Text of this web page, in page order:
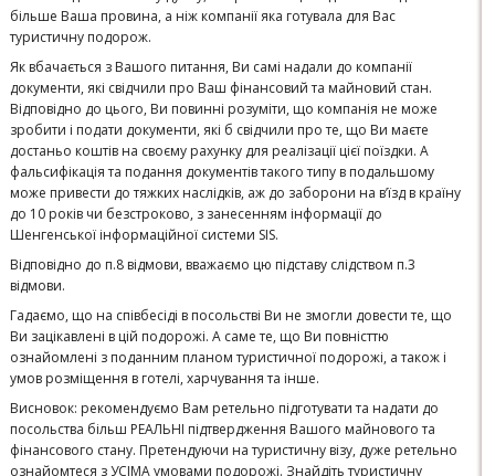
більше Ваша провина, а ніж компанії яка готувала для Вас
туристичну подорож.
Як вбачається з Вашого питання, Ви самі надали до компанії
документи, які свідчили про Ваш фінансовий та майновий стан.
Відповідно до цього, Ви повинні розуміти, що компанія не може
зробити і подати документи, які б свідчили про те, що Ви маєте
достаньо коштів на своєму рахунку для реалізації цієї поїздки. А
фальсифікація та подання документів такого типу в подальшому
може привести до тяжких наслідків, аж до заборони на в’їзд в країну
до 10 років чи безстроково, з занесенням інформації до
Шенгенської інформаційної системи SIS.
Відповідно до п.8 відмови, вважаємо цю підставу слідством п.3
відмови.
Гадаємо, що на співбесіді в посольстві Ви не змогли довести те, що
Ви зацікавлені в цій подорожі. А саме те, що Ви повністтю
ознайомлені з поданним планом туристичної подорожі, а також і
умов розміщення в готелі, харчування та інше.
Висновок: рекомендуємо Вам ретельно підготувати та надати до
посольства більш РЕАЛЬНІ підтвердження Вашого майнового та
фінансового стану. Претендуючи на туристичну візу, дуже ретельно
ознайомтеся з УСІМА умовами подорожі. Знайдіть туристичну